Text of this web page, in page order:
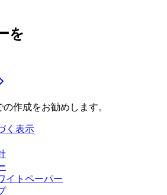
を
作成をお勧めします。
く表示
イトペーパー